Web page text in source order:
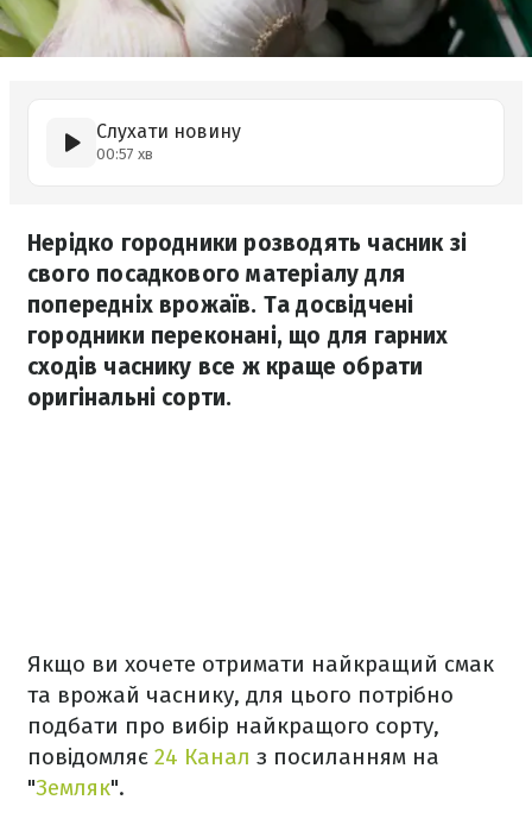
Слухати новину
00:57 хв
Нерідко городники розводять часник зі
свого посадкового матеріалу для
попередніх врожаїв. Та досвідчені
городники переконані, що для гарних
сходів часнику все ж краще обрати
оригінальні сорти.
Якщо ви хочете отримати найкращий смак
та врожай часнику, для цього потрібно
подбати про вибір найкращого сорту,
повідомляє 24 Канал з посиланням на
"Земляк".